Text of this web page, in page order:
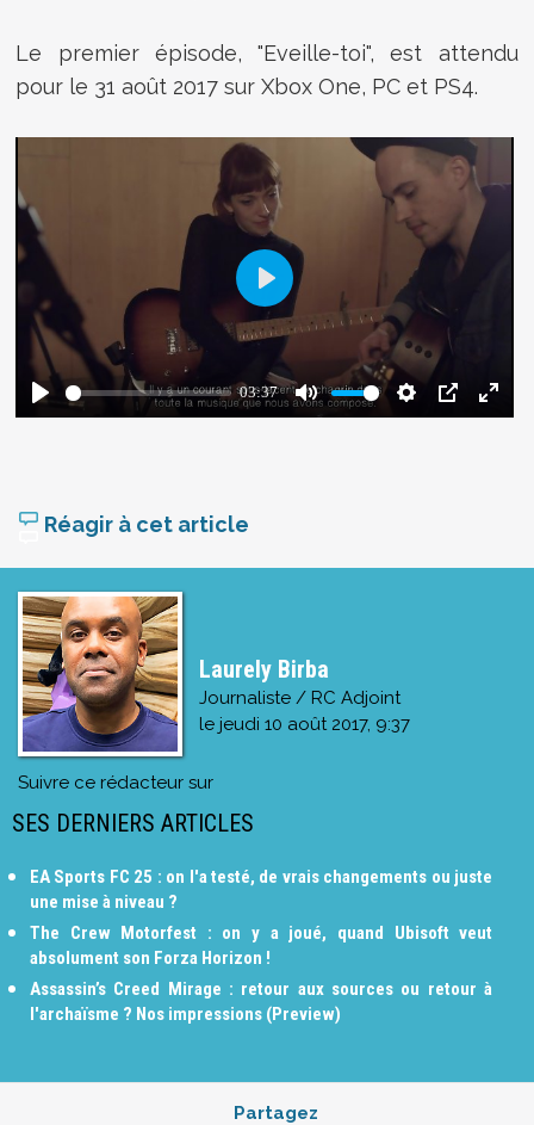
Le premier épisode, "Eveille-toi", est attendu
pour le 31 août 2017 sur Xbox One, PC et PS4.
Réagir à cet article
Laurely Birba
Journaliste / RC Adjoint
le jeudi 10 août 2017, 9:37
Suivre ce rédacteur sur
SES DERNIERS ARTICLES
EA Sports FC 25 : on l'a testé, de vrais changements ou juste
une mise à niveau ?
The Crew Motorfest : on y a joué, quand Ubisoft veut
absolument son Forza Horizon !
Assassin’s Creed Mirage : retour aux sources ou retour à
l'archaïsme ? Nos impressions (Preview)
Partagez